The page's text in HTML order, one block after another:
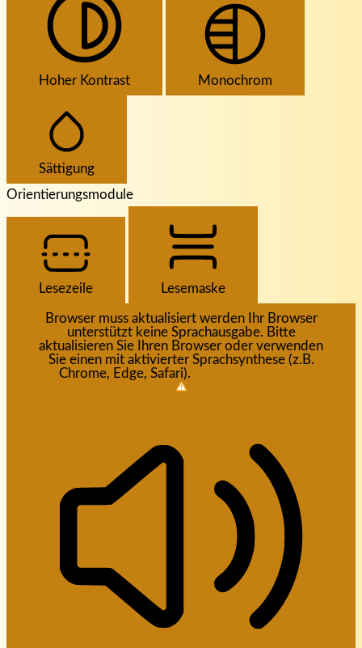
Hoher Kontrast Monochrom
Sättigung
Orientierungsmodule
Lesezeile Lesemaske
Browser muss aktualisiert werden
Ihr Browser
unterstützt keine Sprachausgabe. Bitte
aktualisieren Sie Ihren Browser oder verwenden
Sie einen mit aktivierter Sprachsynthese (z.B.
Chrome, Edge, Safari).